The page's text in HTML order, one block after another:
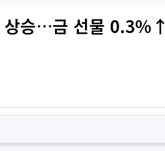
상승…금 선물 0.3%↑